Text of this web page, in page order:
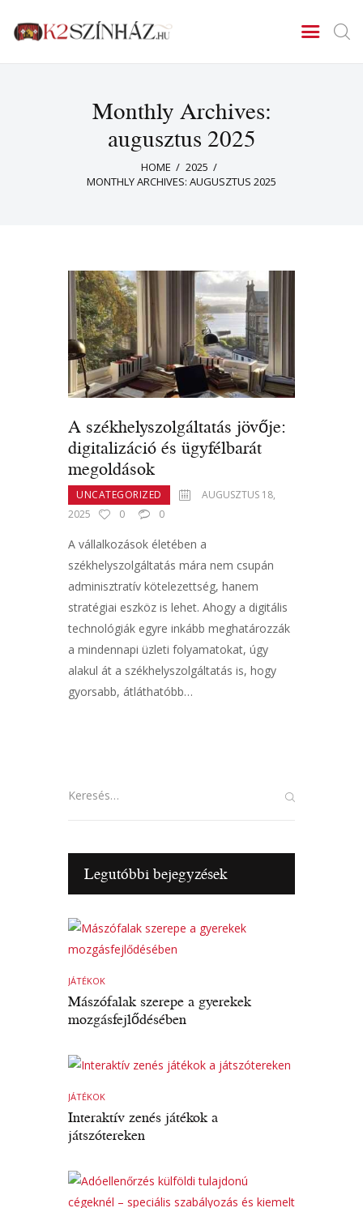
Monthly Archives:
augusztus 2025
HOME
2025
MONTHLY ARCHIVES: AUGUSZTUS 2025
K2SZINHAZ
Főoldal
Hírek
Kapcsolat
A székhelyszolgáltatás jövője:
digitalizáció és ügyfélbarát
megoldások
UNCATEGORIZED
AUGUSZTUS 18,
2025
0 0
A vállalkozások életében a
székhelyszolgáltatás mára nem csupán
adminisztratív kötelezettség, hanem
stratégiai eszköz is lehet. Ahogy a digitális
technológiák egyre inkább meghatározzák
a mindennapi üzleti folyamatokat, úgy
alakul át a székhelyszolgáltatás is, hogy
gyorsabb, átláthatóbb…
Keresés:
Legutóbbi bejegyzések
JÁTÉKOK
Mászófalak szerepe a gyerekek
mozgásfejlődésében
JÁTÉKOK
Interaktív zenés játékok a
játszótereken